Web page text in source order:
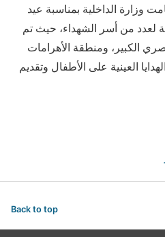
ش أ/ قامت وزارة الداخلية بمناسبة عيد
لعدد من أسر الشهداء، حيث تم
الكبير، ومنطقة الأهرامات
العينية على الأطفال وتقديم
Back to top